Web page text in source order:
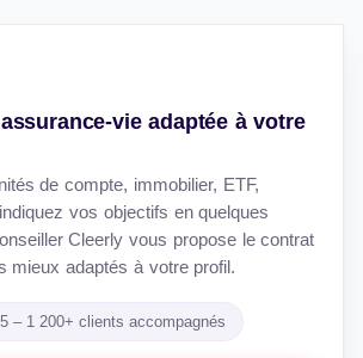
vie adaptée à votre
de compte, immobilier, ETF,
vos objectifs en quelques
Cleerly vous propose le contrat
mieux adaptés à votre profil.
– 1 200+ clients accompagnés